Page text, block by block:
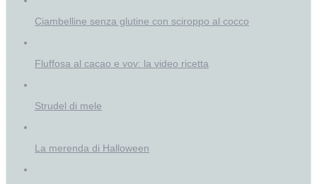
Ciambelline senza glutine con sciroppo al cocco
Fluffosa al cacao e vov: la video ricetta
Strudel di mele
La merenda di Halloween